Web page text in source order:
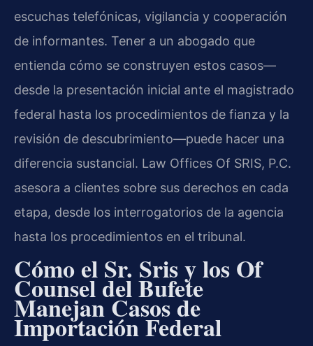
escuchas telefónicas, vigilancia y cooperación
de informantes. Tener a un abogado que
entienda cómo se construyen estos casos—
desde la presentación inicial ante el magistrado
federal hasta los procedimientos de fianza y la
revisión de descubrimiento—puede hacer una
diferencia sustancial. Law Offices Of SRIS, P.C.
asesora a clientes sobre sus derechos en cada
etapa, desde los interrogatorios de la agencia
hasta los procedimientos en el tribunal.
Cómo el Sr. Sris y los Of
Counsel del Bufete
Manejan Casos de
Importación Federal